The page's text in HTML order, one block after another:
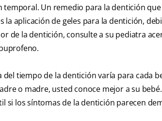
Un remedio para la dentición
aplicación de geles para la dentición,
de la dentición, consulte a su pediatra
tiempo de la dentición varía para cada
o madre, usted conoce mejor a su
si los síntomas de la dentición parecen